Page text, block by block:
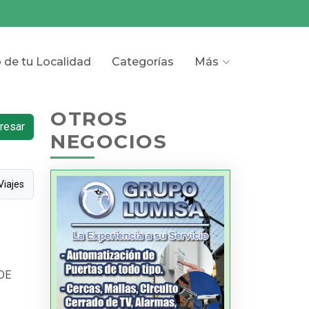
de tu Localidad Categorías Más
OTROS
NEGOCIOS